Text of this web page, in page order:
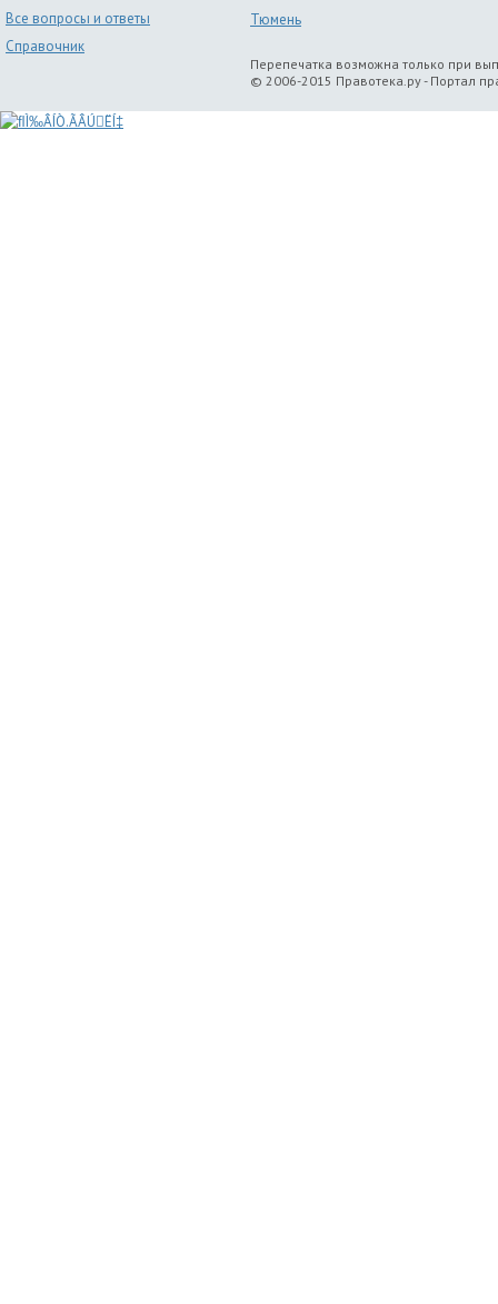
Все вопросы и ответы
Справочник
Тюмень
Перепечатка возможна только при
© 2006-2015 Правотека.ру - Портал